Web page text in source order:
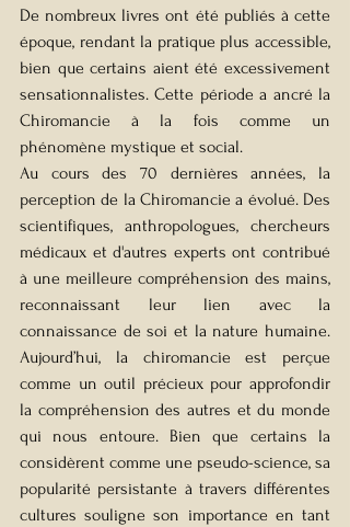
De nombreux livres ont été publiés à cette
époque, rendant la pratique plus accessible,
bien que certains aient été excessivement
sensationnalistes. Cette période a ancré la
Chiromancie à la fois comme un
phénomène mystique et social.
Au cours des 70 dernières années, la
perception de la Chiromancie a évolué. Des
scientifiques, anthropologues, chercheurs
médicaux et d'autres experts ont contribué
à une meilleure compréhension des mains,
reconnaissant leur lien avec la
connaissance de soi et la nature humaine.
Aujourd’hui, la chiromancie est perçue
comme un outil précieux pour approfondir
la compréhension des autres et du monde
qui nous entoure. Bien que certains la
considèrent comme une pseudo-science, sa
popularité persistante à travers différentes
cultures souligne son importance en tant